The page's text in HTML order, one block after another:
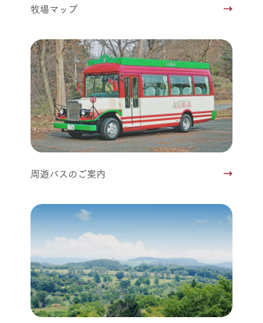
牧場マップ
周遊バスのご案内